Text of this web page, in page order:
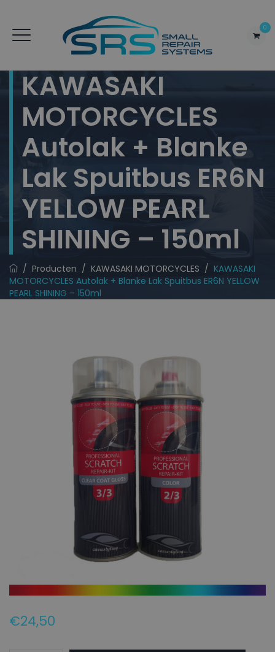
0
KAWASAKI
MOTORCYCLES
Autolak + Blanke
Lak Spuitbus ER6N
YELLOW PEARL
SHINING – 150ml
/ Producten / KAWASAKI MOTORCYCLES / KAWASAKI
MOTORCYCLES Autolak + Blanke Lak Spuitbus ER6N YELLOW
PEARL SHINING – 150ml
€24,50